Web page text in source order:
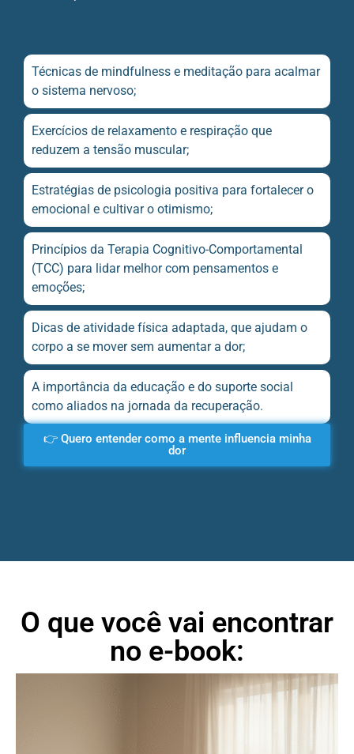
Técnicas de mindfulness e meditação para acalmar
o sistema nervoso;
Exercícios de relaxamento e respiração que
reduzem a tensão muscular;
Estratégias de psicologia positiva para fortalecer o
emocional e cultivar o otimismo;
Princípios da Terapia Cognitivo-Comportamental
(TCC) para lidar melhor com pensamentos e
emoções;
Dicas de atividade física adaptada, que ajudam o
corpo a se mover sem aumentar a dor;
A importância da educação e do suporte social
como aliados na jornada da recuperação.
👉 Quero entender como a mente influencia minha
dor
O que você vai encontrar
no e-book: